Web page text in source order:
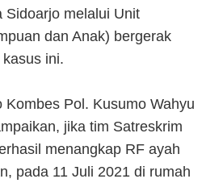
Sidoarjo melalui Unit
dan Anak) bergerak
ini.
Kombes Pol. Kusumo Wahyu
jika tim Satreskrim
menangkap RF ayah
pada 11 Juli 2021 di rumah